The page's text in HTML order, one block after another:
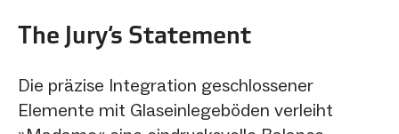
The Jury‘s Statement
Die präzise Integration geschlossener
Elemente mit Glaseinlegeböden verleiht